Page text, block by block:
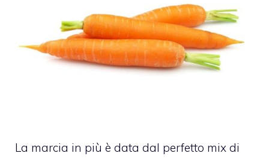
La marcia in più è data dal perfetto mix di